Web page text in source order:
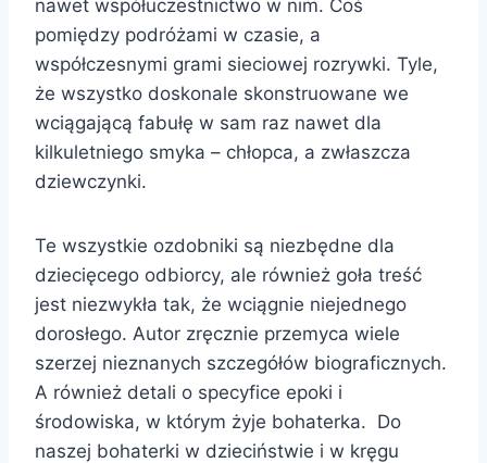
nawet współuczestnictwo w nim. Coś
pomiędzy podróżami w czasie, a
współczesnymi grami sieciowej rozrywki. Tyle,
że wszystko doskonale skonstruowane we
wciągającą fabułę w sam raz nawet dla
kilkuletniego smyka – chłopca, a zwłaszcza
dziewczynki.
Te wszystkie ozdobniki są niezbędne dla
dziecięcego odbiorcy, ale również goła treść
jest niezwykła tak, że wciągnie niejednego
dorosłego. Autor zręcznie przemyca wiele
szerzej nieznanych szczegółów biograficznych.
A również detali o specyfice epoki i
środowiska, w którym żyje bohaterka. Do
naszej bohaterki w dzieciństwie i w kręgu